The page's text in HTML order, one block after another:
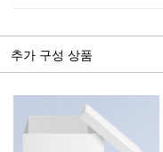
추가 구성 상품